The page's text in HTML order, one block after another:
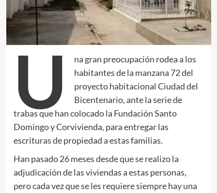
U
na gran preocupación rodea a los
habitantes de la manzana 72 del
proyecto habitacional Ciudad del
Bicentenario, ante la serie de
trabas que han colocado la Fundación Santo
Domingo y Corvivienda, para entregar las
escrituras de propiedad a estas familias.
Han pasado 26 meses desde que se realizo la
adjudicación de las viviendas a estas personas,
pero cada vez que se les requiere siempre hay una